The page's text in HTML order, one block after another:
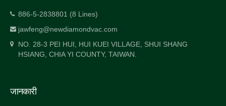
886-5-2838801 (8 Lines)
jawfeng@newdiamondvac.com
NO. 28-3 PEI HUI, HUI KUEI VILLAGE, SHUI SHANG
HSIANG, CHIA YI COUNTY, TAIWAN.
जानकारी